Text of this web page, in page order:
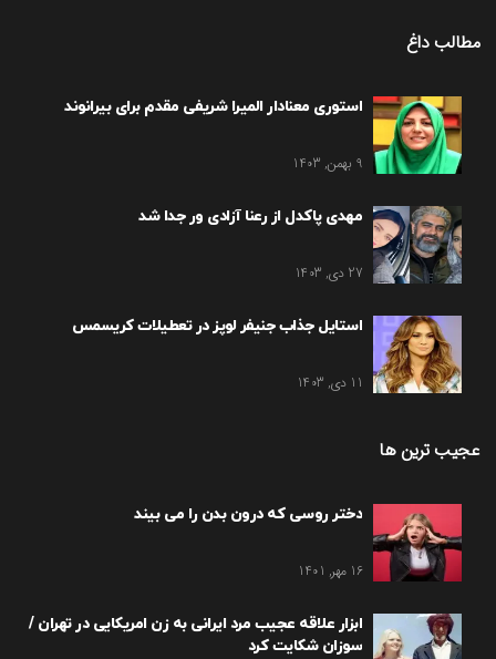
مطالب داغ
استوری معنادار المیرا شریفی مقدم برای بیرانوند
9 بهمن, 1403
مهدی پاکدل از رعنا آزادی ور جدا شد
27 دی, 1403
استایل جذاب جنیفر لوپز در تعطیلات کریسمس
11 دی, 1403
عجیب ترین ها
دختر روسی که درون بدن را می بیند
16 مهر, 1401
ابزار علاقه عجیب مرد ایرانی به زن امریکایی در تهران /
سوزان شکایت کرد